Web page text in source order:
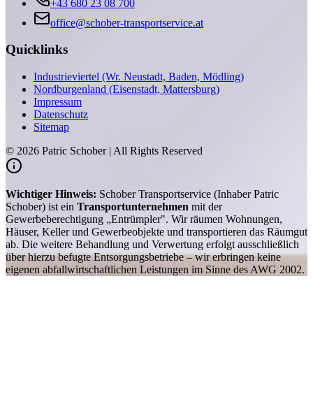
+43 680 23 08 700
office@schober-transportservice.at
Quicklinks
Industrieviertel (Wr. Neustadt, Baden, Mödling)
Nordburgenland (Eisenstadt, Mattersburg)
Impressum
Datenschutz
Sitemap
© 2026 Patric Schober | All Rights Reserved
Wichtiger Hinweis: Schober Transportservice (Inhaber Patric
Schober) ist ein Transportunternehmen mit der
Gewerbeberechtigung „Entrümpler". Wir räumen Wohnungen,
Häuser, Keller und Gewerbeobjekte und transportieren das Räumgut
ab. Die weitere Behandlung und Verwertung erfolgt ausschließlich
über hierzu befugte Entsorgungsbetriebe – wir erbringen keine
eigenen abfallwirtschaftlichen Leistungen im Sinne des AWG 2002.